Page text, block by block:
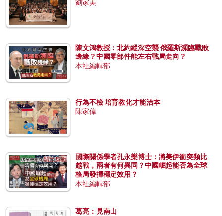
劉家美
陳文鴻教授：北約縱深空襲 俄羅斯瀕臨戰敗
邊緣？中國零部件能左右戰局走向？
本社編輯部
行為不檢 培育教化才能治本
陳家偉
國際關係學者孔永樂博士：將美伊衝突類比
越戰，兩者有何異同？中國崛起能否為全球
格局發揮穩定效用？
本社編輯部
葛亮：見南山